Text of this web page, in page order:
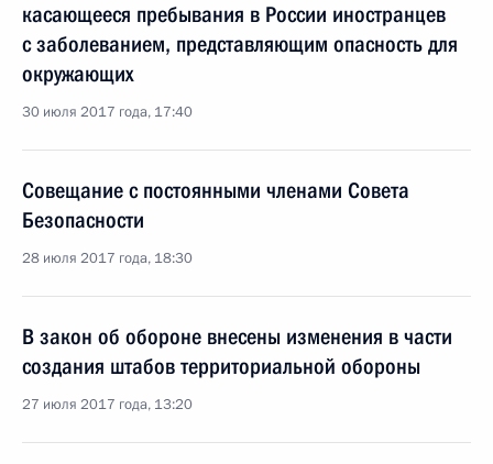
касающееся пребывания в России иностранцев
с заболеванием, представляющим опасность для
окружающих
30 июля 2017 года, 17:40
Совещание с постоянными членами Совета
Безопасности
28 июля 2017 года, 18:30
В закон об обороне внесены изменения в части
создания штабов территориальной обороны
27 июля 2017 года, 13:20